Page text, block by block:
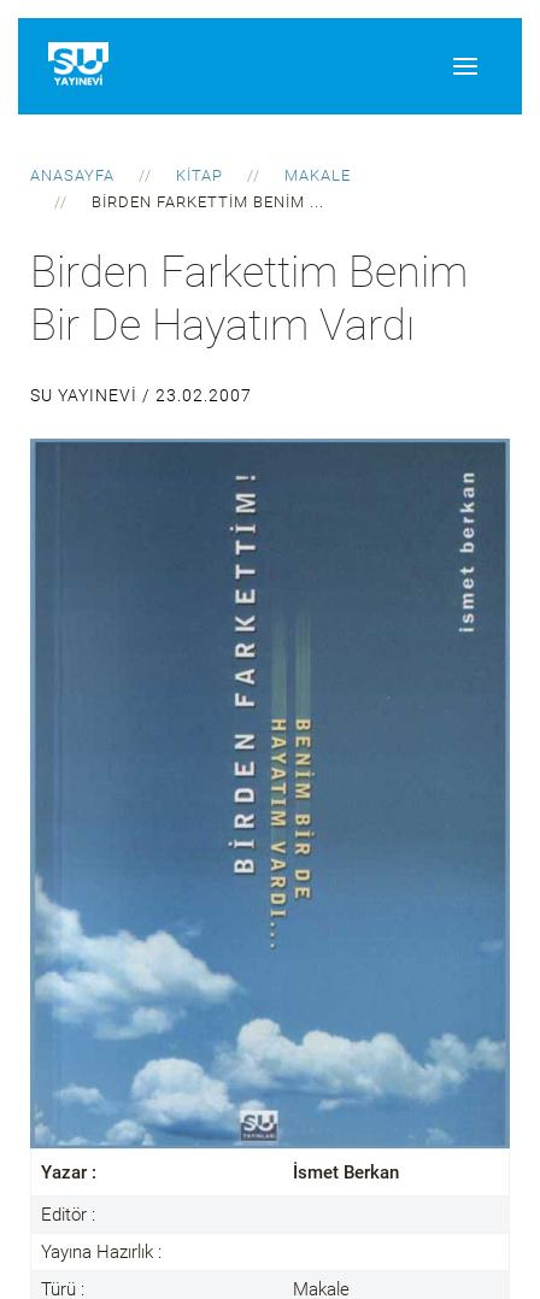
ANASAYFA KITAP
MAKALE
BIRDEN FARKETTIM BENIM ...
Birden Farkettim Benim
Bir De Hayatım Vardı
SU YAYINEVI / 23.02.2007
Yazar :
İsmet Berkan
Editör :
Yayına Hazırlık :
Türü :
Makale